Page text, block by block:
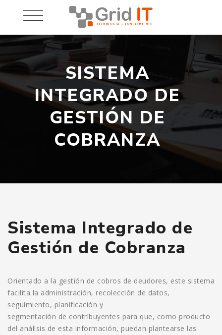
SISTEMA
INTEGRADO DE
GESTIÓN DE
COBRANZA
Sistema Integrado de
Gestión de Cobranza
Orientado a la gestión de cobros de deudores, este sistema
facilita la administración, recolección de datos,
seguimiento, planificación y
segmentación de contribuyentes para que, como producto
del análisis de esta información, puedan plantearse las